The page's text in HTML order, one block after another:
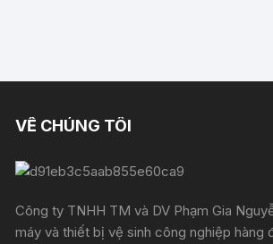
VỀ CHÚNG TÔI
Công ty TNHH TM và DV Phạm Gia
máy và thiết bị vệ sinh công nghiệp hàng